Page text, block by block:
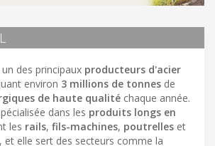
des principaux producteurs d'acier
environ 3 millions de tonnes de
de haute qualité chaque année.
dans les produits longs en
les rails, fils-machines, poutrelles et
, et elle sert des secteurs comme la